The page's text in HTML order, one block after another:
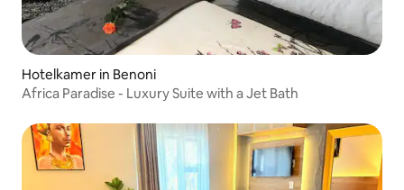
Hotelkamer in Benoni
Africa Paradise - Luxury Suite with a Jet Bath